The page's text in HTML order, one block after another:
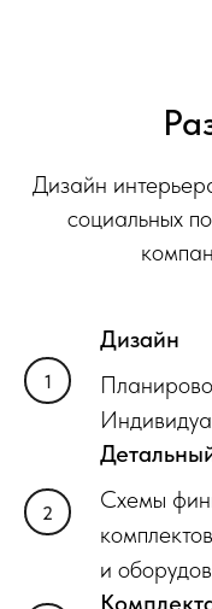
Дизайн
социальных
Дизайн
Схемы
и